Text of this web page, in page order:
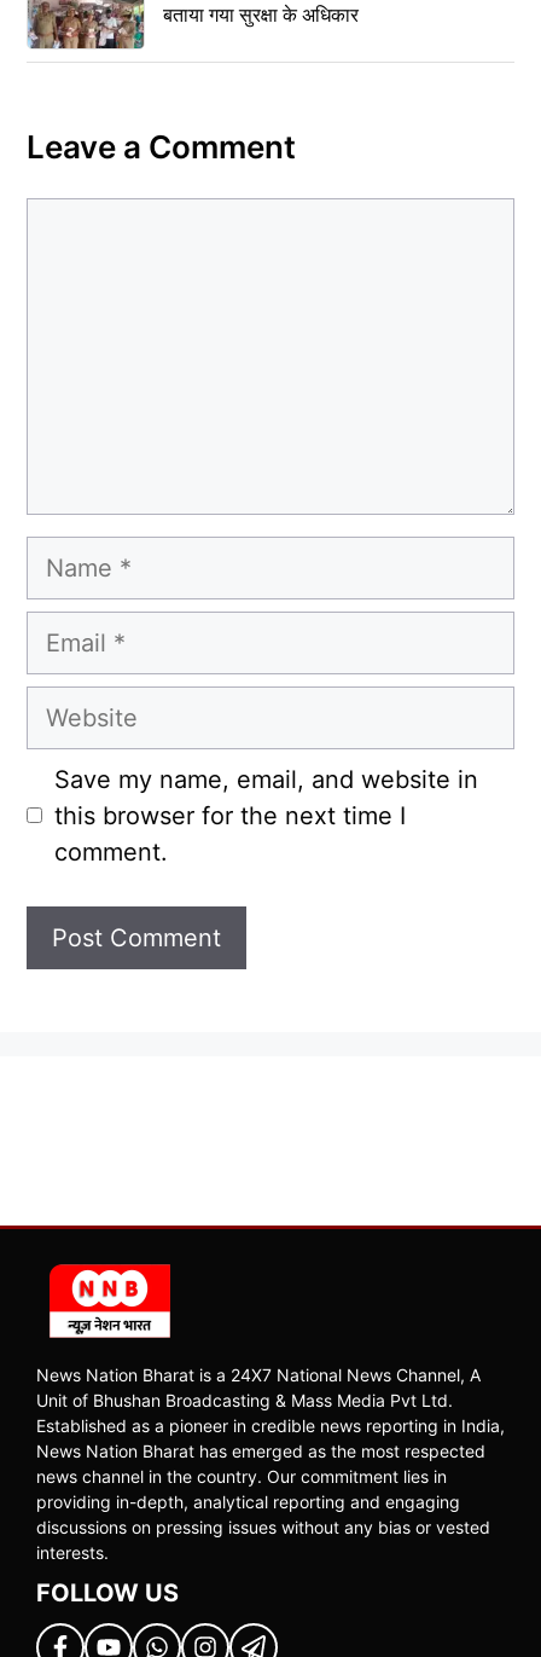
बताया गया सुरक्षा के अधिकार
Leave a Comment
Name
Email
Website
Save my name, email, and website in
this browser for the next time I
comment.
News Nation Bharat is a 24X7 National News Channel, A
Unit of Bhushan Broadcasting & Mass Media Pvt Ltd.
Established as a pioneer in credible news reporting in India,
News Nation Bharat has emerged as the most respected
news channel in the country. Our commitment lies in
providing in-depth, analytical reporting and engaging
discussions on pressing issues without any bias or vested
interests.
FOLLOW US